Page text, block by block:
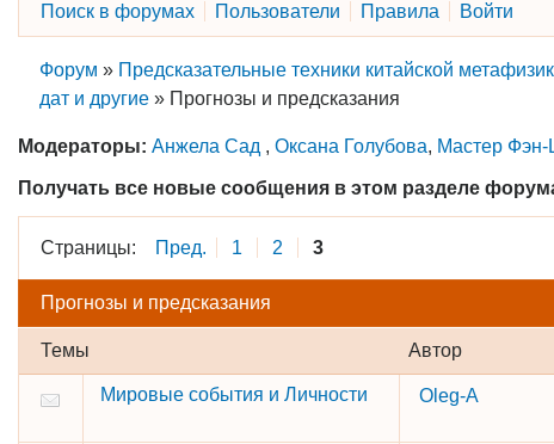
Поиск в форумах Пользователи Правила Войти
Форум » Предсказательные техники китайской
дат и другие » Прогнозы и предсказания
Модераторы: Анжела Сад , Оксана Голубова, Мастер
Получать все новые сообщения в этом разделе
Страницы: Пред. 1 2 3
Прогнозы и предсказания
Темы Автор
Мировые события и Личности Oleg-A